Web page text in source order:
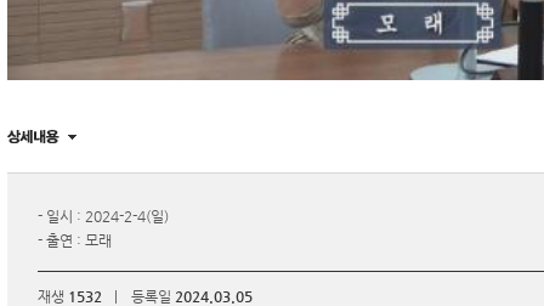
- 일시 : 2024-2-4(일)
- 출연 : 모래
재생 1532 | 등록일 2024.03.05